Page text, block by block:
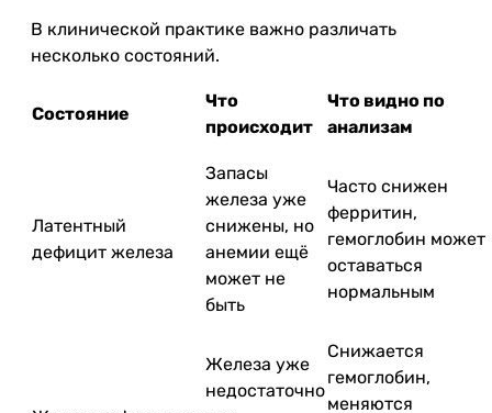
В клинической практике важно различать
несколько состояний.
Состояние
Что
происходит
Что видно по
анализам
Латентный
дефицит железа
Запасы
железа уже
снижены, но
анемии ещё
может не
быть
Часто снижен
ферритин,
гемоглобин может
оставаться
нормальным
Железа уже
недостаточно
Снижается
гемоглобин,
меняются